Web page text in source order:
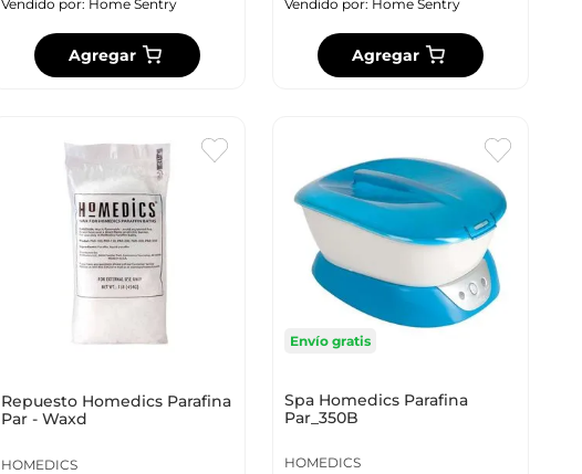
Vendido por: Home Sentry
Agregar
Vendido por: Home Sentry
Agregar
Repuesto Homedics Parafina
Par - Waxd
HOMEDICS
Envío gratis
Spa Homedics Parafina
Par_350B
HOMEDICS